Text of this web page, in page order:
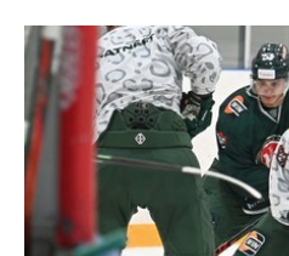
ХОККЕЙ С МЯЧОМ
ПРОИСШЕСТВИЯ